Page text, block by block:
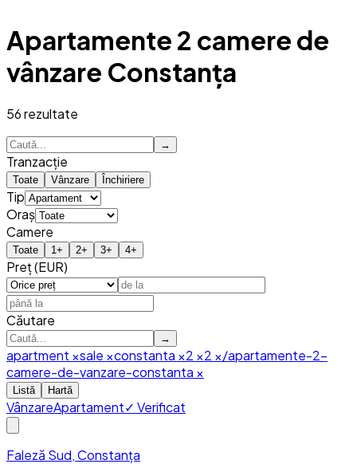
Apartamente 2 camere de
vânzare Constanța
56rezultate
→
Tranzacție
Toate Vânzare Închiriere
Tip
Oraș
Camere
Toate 1 + 2+ 3+ 4+
Preț (EUR)
Căutare
→
apartment ×sale ×constanta ×2 ×2 ×/apartamente-2-
camere-de-vanzare-constanta ×
Listă Hartă
VânzareApartament✓ Verificat
Faleză Sud, Constanța